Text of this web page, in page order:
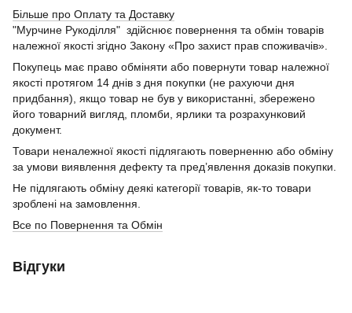
Більше про Оплату та Доставку
"Мурчине Рукоділля" здійснює повернення та обмін товарів
належної якості згідно Закону «Про захист прав споживачів».
Покупець має право обміняти або повернути товар належної
якості протягом 14 днів з дня покупки (не рахуючи дня
придбання), якщо товар не був у використанні, збережено
його товарний вигляд, пломби, ярлики та розрахунковий
документ.
Товари неналежної якості підлягають поверненню або обміну
за умови виявлення дефекту та пред’явлення доказів покупки.
Не підлягають обміну деякі категорії товарів, як-то товари
зроблені на замовлення.
Все по Повернення та Обмін
Відгуки